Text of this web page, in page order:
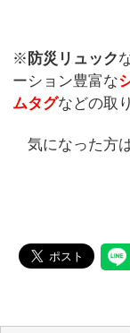
※ 防災リュック
ーション豊富な
ムタグなどの取
気になった方